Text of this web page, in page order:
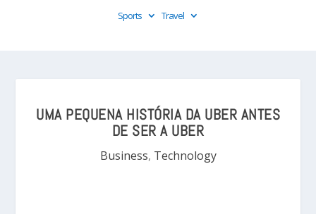
Sports
Travel
UMA PEQUENA HISTÓRIA DA UBER ANTES
DE SER A UBER
Business, Technology